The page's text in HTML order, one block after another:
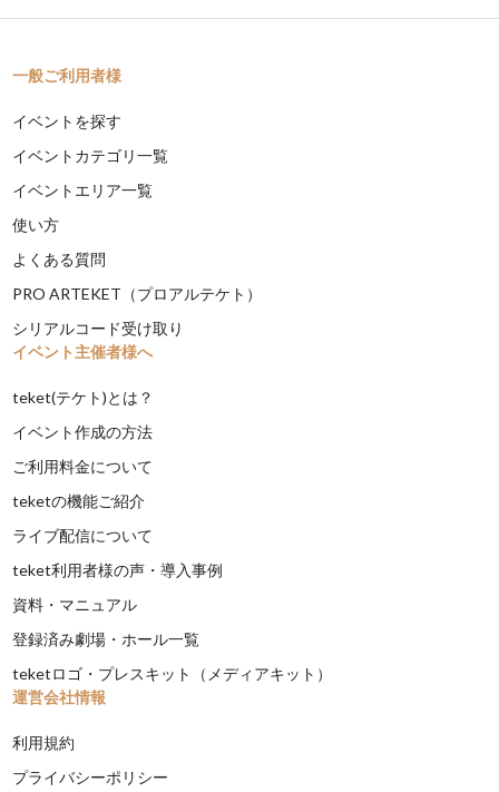
一般ご利用者様
イベントを探す
イベントカテゴリ一覧
イベントエリア一覧
使い方
よくある質問
PRO ARTEKET（プロアルテケト）
シリアルコード受け取り
イベント主催者様へ
teket(テケト)とは？
イベント作成の方法
ご利用料金について
teketの機能ご紹介
ライブ配信について
teket利用者様の声・導入事例
資料・マニュアル
登録済み劇場・ホール一覧
teketロゴ・プレスキット（メディアキット）
運営会社情報
利用規約
プライバシーポリシー